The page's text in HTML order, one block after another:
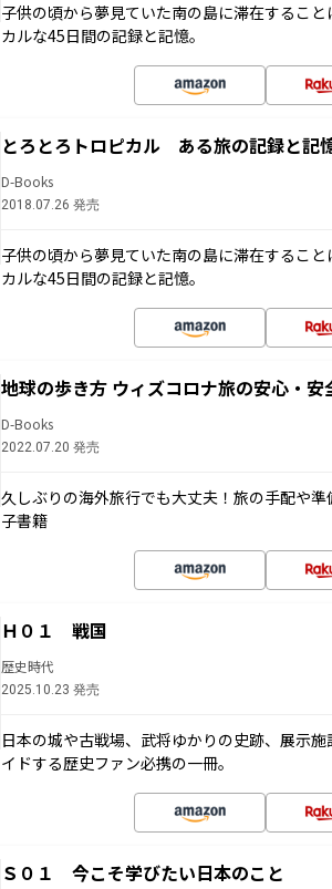
子供の頃から夢見ていた南の島に滞在するこ
カルな45日間の記録と記憶。
とろとろトロピカル ある旅の記録と
D-Books
2018.07.26 発売
子供の頃から夢見ていた南の島に滞在するこ
カルな45日間の記録と記憶。
地球の歩き方 ウィズコロナ旅の安心・安
D-Books
2022.07.20 発売
久しぶりの海外旅行でも大丈夫！旅の手配や
子書籍
Ｈ０１ 戦国
歴史時代
2025.10.23 発売
日本の城や古戦場、武将ゆかりの史跡、展示
イドする歴史ファン必携の一冊。
Ｓ０１ 今こそ学びたい日本のこと